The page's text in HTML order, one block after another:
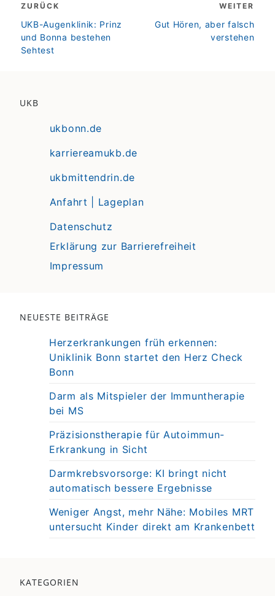
ZURÜCK
zurück
UKB-Augenklinik: Prinz
und Bonna bestehen
Sehtest
WEITER
weiter
Gut Hören, aber falsch
verstehen
UKB
ukbonn.de
karriereamukb.de
ukbmittendrin.de
Anfahrt | Lageplan
Datenschutz
Erklärung zur Barrierefreiheit
Impressum
NEUESTE BEITRÄGE
Herzerkrankungen früh erkennen:
Uniklinik Bonn startet den Herz Check
Bonn
Darm als Mitspieler der Immuntherapie
bei MS
Präzisionstherapie für Autoimmun-
Erkrankung in Sicht
Darmkrebsvorsorge: KI bringt nicht
automatisch bessere Ergebnisse
Weniger Angst, mehr Nähe: Mobiles MRT
untersucht Kinder direkt am Krankenbett
KATEGORIEN